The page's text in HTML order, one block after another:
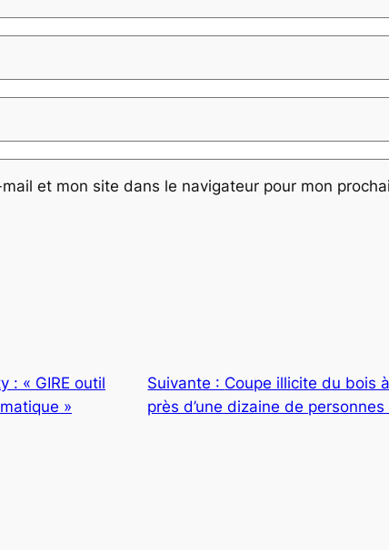
et mon site dans le navigateur pour mon
: « GIRE outil
»
Suivante : Coupe illicite du bois
près d’une dizaine de